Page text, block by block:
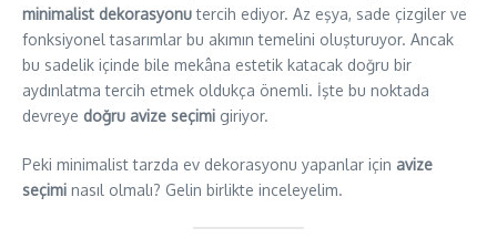
minimalist dekorasyonutercih ediyor. Az eşya, sade çizgiler ve
fonksiyonel tasarımlar bu akımın temelini oluşturuyor. Ancak
bu sadelik içinde bile mekâna estetik katacak doğru bir
aydınlatma tercih etmek oldukça önemli. İşte bu noktada
devreye doğru avize seçimi giriyor.
Peki minimalist tarzda ev dekorasyonu yapanlar için avize
seçimi nasıl olmalı? Gelin birlikte inceleyelim.